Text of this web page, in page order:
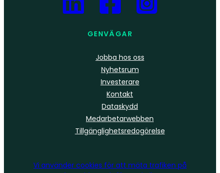
GENVÄGAR
Jobba hos oss
Nyhetsrum
Investerare
Kontakt
Dataskydd
Medarbetarwebben
Tillgänglighetsredogörelse
Vi använder cookies för att mäta trafiken på